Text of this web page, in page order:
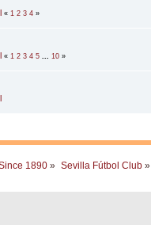
«1 2 3 4 »
«1 2 3 4 5 ...10 »
1890 » Sevilla Fútbol Club»